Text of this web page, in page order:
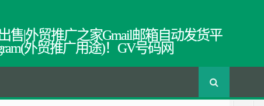
售|外贸推广之家Gmail邮箱自动发货平
外贸推广用途)！GV号码网